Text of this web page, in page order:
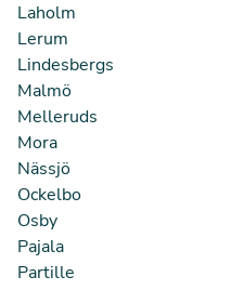
Laholm
Lerum
Lindesbergs
Malmö
Melleruds
Mora
Nässjö
Ockelbo
Osby
Pajala
Partille